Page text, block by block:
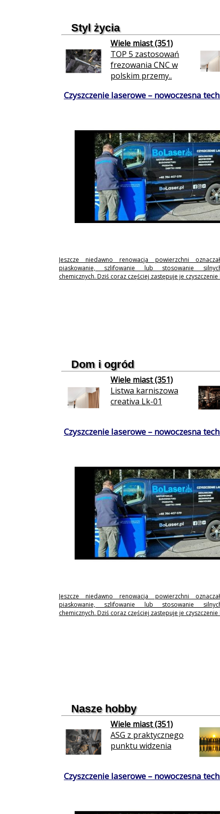
Styl życia
Wiele miast (351)
TOP 5 zastosowań
frezowania CNC w
polskim przemy..
Czyszczenie laserowe – nowoczesna
Jeszcze niedawno renowacja powierzchni
piaskowanie, szlifowanie lub stosowanie
chemicznych. Dziś coraz częściej zastępuje je
Dom i ogród
Wiele miast (351)
Listwa karniszowa
creativa Lk-01
Czyszczenie laserowe – nowoczesna
Jeszcze niedawno renowacja powierzchni
piaskowanie, szlifowanie lub stosowanie
chemicznych. Dziś coraz częściej zastępuje je
Nasze hobby
Wiele miast (351)
ASG z praktycznego
punktu widzenia
Czyszczenie laserowe – nowoczesna